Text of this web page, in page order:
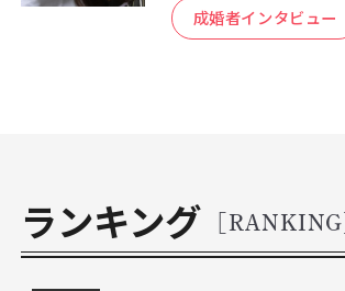
成婚者インタビュー
ランキング [RANKING]